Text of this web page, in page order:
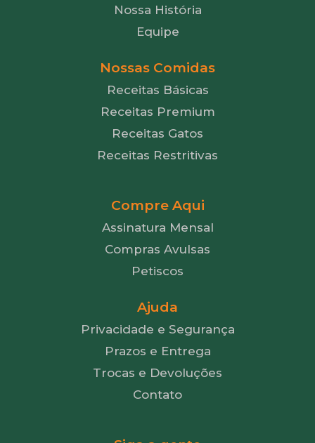
Nossa História
Equipe
Nossas Comidas
Receitas Básicas
Receitas Premium
Receitas Gatos
Receitas Restritivas
Compre Aqui
Assinatura Mensal
Compras Avulsas
Petiscos
Ajuda
Privacidade e Segurança
Prazos e Entrega
Trocas e Devoluções
Contato